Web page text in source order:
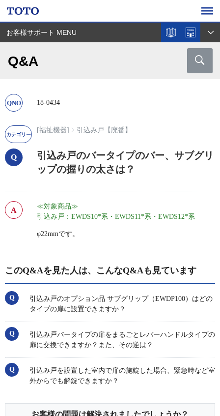
お客様サポート MENU
Q&A
18-0434
[福祉機器] 引込み戸【廃番】
引込み戸のバータイプのバー、サブグリ
ップの握りの太さは？
≪対象商品≫
引込み戸：EWDS10*系・EWDS11*系・EWDS12*系
φ22mmです。
このQ&Aを見た人は、こんなQ&Aも見ています
引込み戸のオプション品 サブグリップ（EWDP100）はどの
タイプの扉に設置できますか？
引込み戸バータイプの扉をまるごとレバーハンドルタイプの
扉に交換できますか？また、その逆は？
引込み戸を設置した室内で扉の施錠した場合、緊急時など室
外からでも解錠できますか？